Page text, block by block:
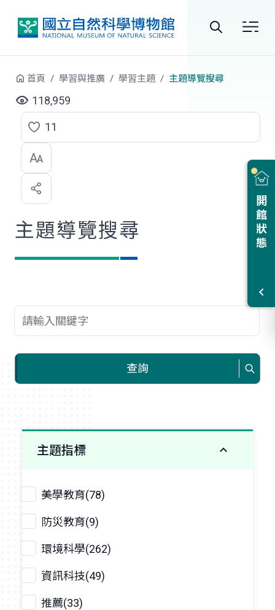
站
尋
開館狀態
首頁 學習與推廣 學習主題 主題導覽搜尋
118,959
點
選
喜
歡
11
主題導覽搜尋
查詢關鍵字
查詢
主題指標
美學教育(78)
防災教育(9)
環境科學(262)
資訊科技(49)
推薦(33)